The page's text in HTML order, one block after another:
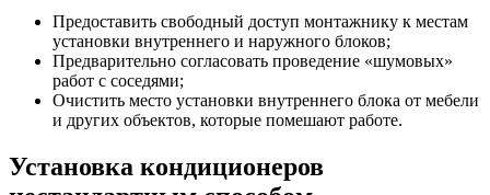
Предоставить свободный доступ монтажнику к местам
установки внутреннего и наружного блоков;
Предварительно согласовать проведение «шумовых»
работ с соседями;
Очистить место установки внутреннего блока от мебели
и других объектов, которые помешают работе.
Установка кондиционеров